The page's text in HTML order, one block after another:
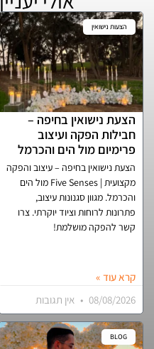
הצעות נישואין
הצעת נישואין בחיפה –
חבילות הפקה ועיצוב
פרימיום מול הים והכרמל
הצעת נישואין בחיפה – עיצוב והפקה
מקצועית | Five Senses מול הים
והכרמל. מגוון סגנונות עיצוב,
פתרונות לרוחות וציוד יוקרתי. צרו
קשר להפקה מושלמת!
קרא עוד »
08/08/2026
אין תגובות
BLOG